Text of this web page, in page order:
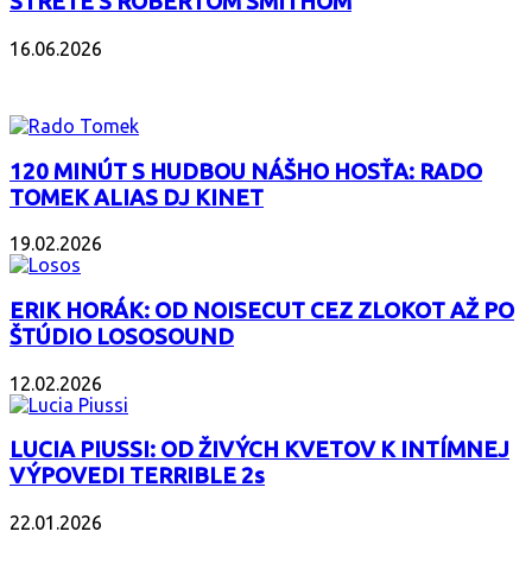
16.06.2026
120 MINÚT S HUDBOU NÁŠHO HOSŤA: RADO
TOMEK ALIAS DJ KINET
19.02.2026
ERIK HORÁK: OD NOISECUT CEZ ZLOKOT AŽ PO
ŠTÚDIO LOSOSOUND
12.02.2026
LUCIA PIUSSI: OD ŽIVÝCH KVETOV K INTÍMNEJ
VÝPOVEDI TERRIBLE 2s
22.01.2026